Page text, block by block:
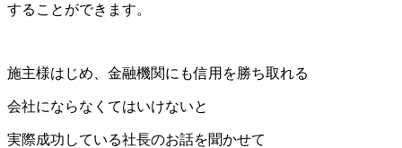
することができます。
施主様はじめ、金融機関にも信用を勝ち取れる
会社にならなくてはいけないと
実際成功している社長のお話を聞かせて